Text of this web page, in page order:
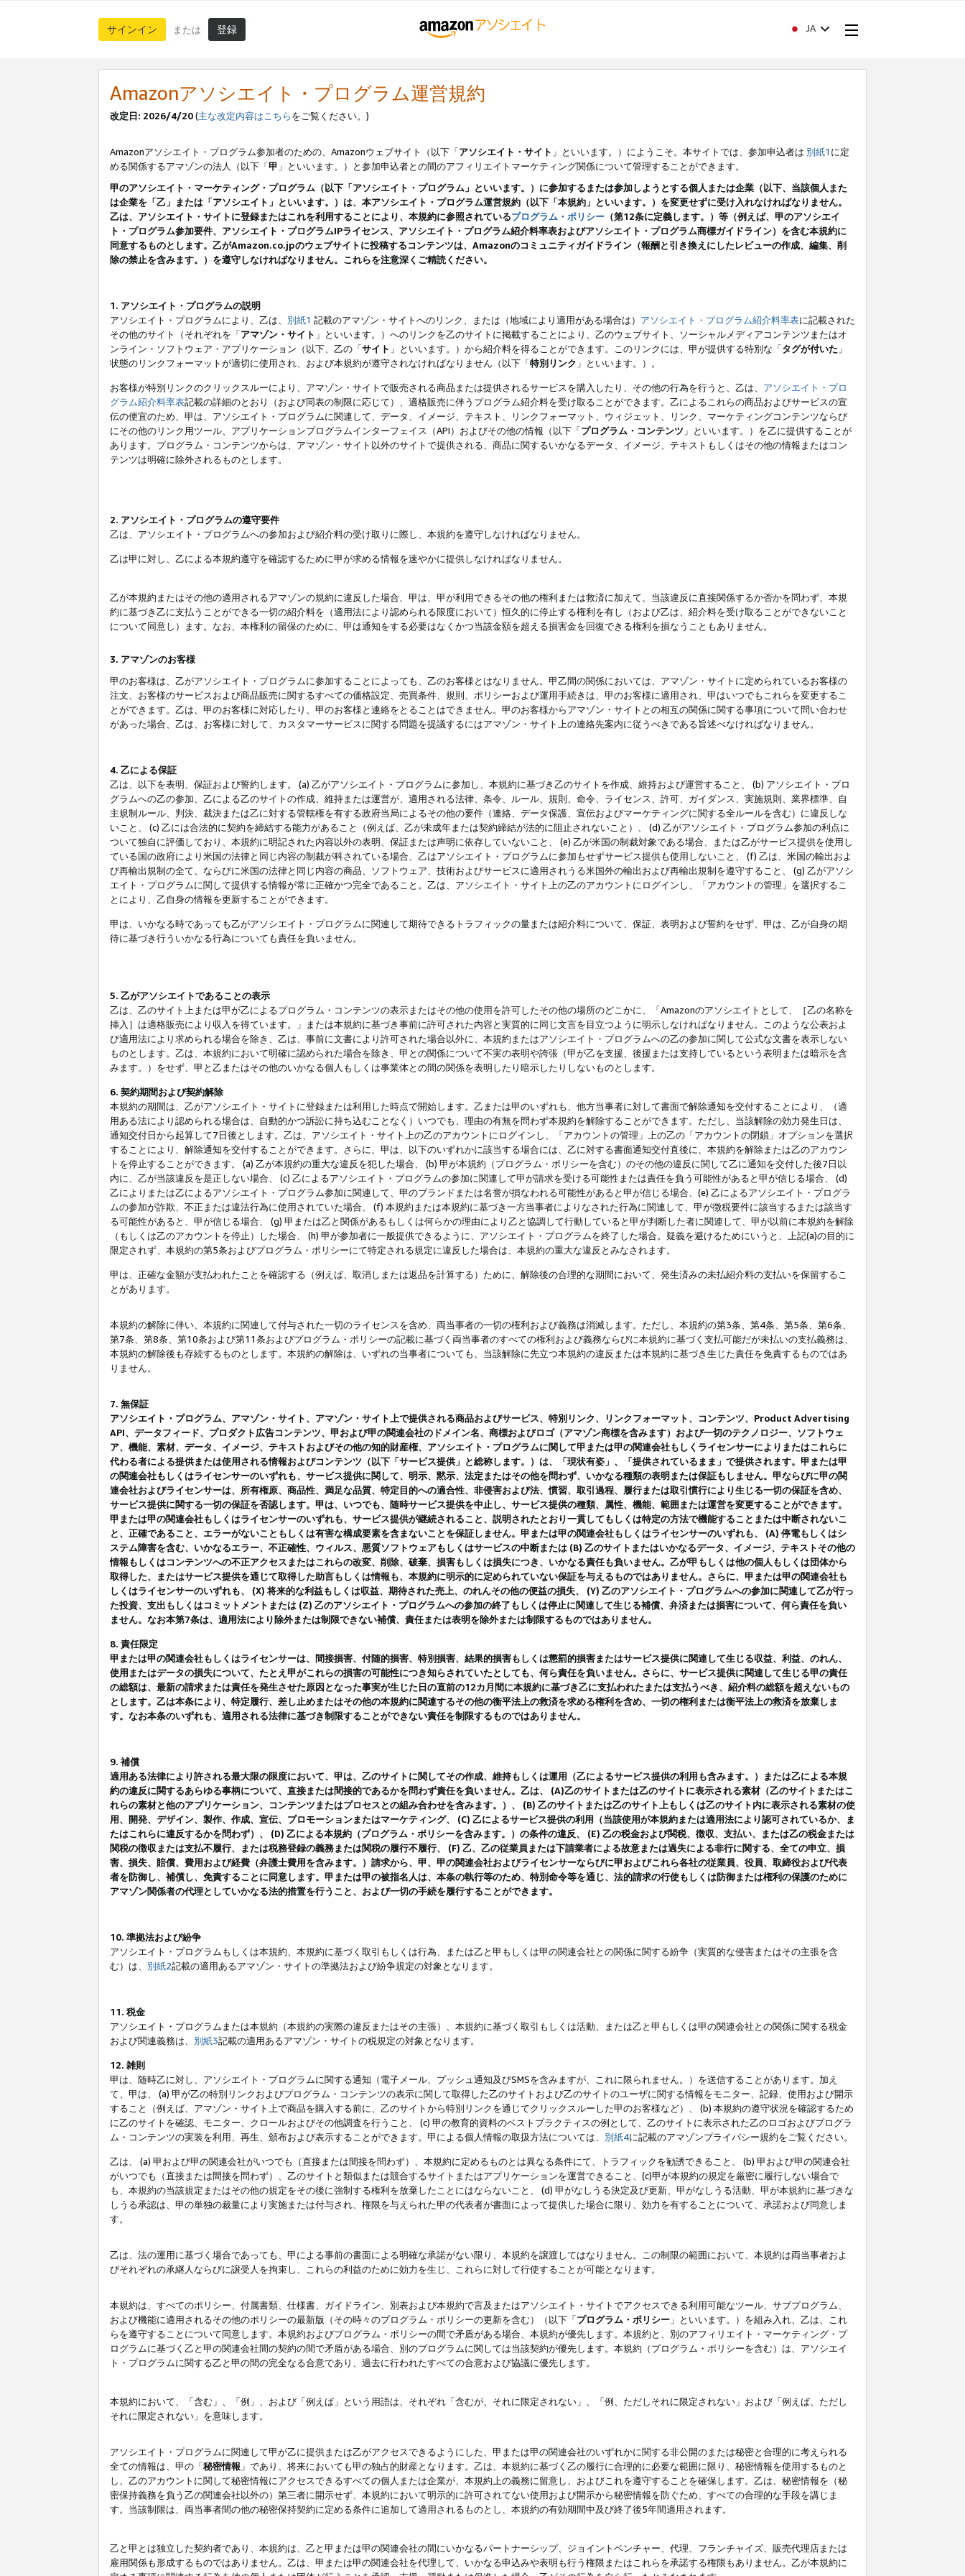
サインイン または 登録 JA
Amazonアソシエイト・プログラム運営規約
改定日: 2026/4/20(主な改定内容はこちらをご覧ください。)
Amazonアソシエイト・プログラム参加者のための、Amazonウェブサイト（以下「アソシエイト・サイト 」といいます。）にようこそ。本サイトでは、参加申込者は 別紙1 に定
める関係するアマゾンの法人（以下「甲 」といいます。）と参加申込者との間のアフィリエイトマーケティング関係について管理することができます。
甲のアソシエイト・マーケティング・プログラム（以下「アソシエイト・プログラム」といいます。）に参加するまたは参加しようとする個人または企業（以下、当該個人また
は企業を「乙」または「アソシエイト」といいます。）は、本アソシエイト・プログラム運営規約（以下「本規約」といいます。）を変更せずに受け入れなければなりません。
乙は、アソシエイト・サイトに登録またはこれを利用することにより、本規約に参照されているプログラム・ポリシー （第12条に定義します。）等（例えば、甲のアソシエイ
ト・プログラム参加要件、アソシエイト・プログラムIPライセンス、アソシエイト・プログラム紹介料率表およびアソシエイト・プログラム商標ガイドライン）を含む本規約に
同意するものとします。乙がAmazon.co.jpのウェブサイトに投稿するコンテンツは、Amazonのコミュニティガイドライン（報酬と引き換えにしたレビューの作成、編集、削
除の禁止を含みます。）を遵守しなければなりません。これらを注意深くご精読ください。
1. アソシエイト・プログラムの説明
アソシエイト・プログラムにより、乙は、 別紙1 記載のアマゾン・サイトへのリンク、または（地域により適用がある場合は） アソシエイト・プログラム紹介料率表に記載された
その他のサイト（それぞれを「アマゾン・サイト 」といいます。）へのリンクを乙のサイトに掲載することにより、乙のウェブサイト、ソーシャルメディアコンテンツまたはオ
ンライン・ソフトウェア・アプリケーション（以下、乙の「サイト 」といいます。）から紹介料を得ることができます。このリンクには、甲が提供する特別な「タグが付いた 」
状態のリンクフォーマットが適切に使用され、および本規約が遵守されなければなりません（以下「特別リンク 」といいます。）。
お客様が特別リンクのクリックスルーにより、アマゾン・サイトで販売される商品または提供されるサービスを購入したり、その他の行為を行うと、乙は、 アソシエイト・プロ
グラム紹介料率表記載の詳細のとおり（および同表の制限に応じて）、適格販売に伴うプログラム紹介料を受け取ることができます。乙によるこれらの商品およびサービスの宣
伝の便宜のため、甲は、アソシエイト・プログラムに関連して、データ、イメージ、テキスト、リンクフォーマット、ウィジェット、リンク、マーケティングコンテンツならび
にその他のリンク用ツール、アプリケーションプログラムインターフェイス（API）およびその他の情報（以下「プログラム・コンテンツ 」といいます。）を乙に提供することが
あります。プログラム・コンテンツからは、アマゾン・サイト以外のサイトで提供される、商品に関するいかなるデータ、イメージ、テキストもしくはその他の情報またはコン
テンツは明確に除外されるものとします。
2. アソシエイト・プログラムの遵守要件
乙は、アソシエイト・プログラムへの参加および紹介料の受け取りに際し、本規約を遵守しなければなりません。
乙は甲に対し、乙による本規約遵守を確認するために甲が求める情報を速やかに提供しなければなりません。
乙が本規約またはその他の適用されるアマゾンの規約に違反した場合、甲は、甲が利用できるその他の権利または救済に加えて、当該違反に直接関係するか否かを問わず、本規
約に基づき乙に支払うことができる一切の紹介料を（適用法により認められる限度において）恒久的に停止する権利を有し（および乙は、紹介料を受け取ることができないこと
について同意し）ます。なお、本権利の留保のために、甲は通知をする必要はなくかつ当該金額を超える損害金を回復できる権利を損なうこともありません。
3. アマゾンのお客様
甲のお客様は、乙がアソシエイト・プログラムに参加することによっても、乙のお客様とはなりません。甲乙間の関係においては、アマゾン・サイトに定められているお客様の
注文、お客様のサービスおよび商品販売に関するすべての価格設定、売買条件、規則、ポリシーおよび運用手続きは、甲のお客様に適用され、甲はいつでもこれらを変更するこ
とができます。乙は、甲のお客様に対応したり、甲のお客様と連絡をとることはできません。甲のお客様からアマゾン・サイトとの相互の関係に関する事項について問い合わせ
があった場合、乙は、お客様に対して、カスタマーサービスに関する問題を提議するにはアマゾン・サイト上の連絡先案内に従うべきである旨述べなければなりません。
4. 乙による保証
乙は、以下を表明、保証および誓約します。 (a) 乙がアソシエイト・プログラムに参加し、本規約に基づき乙のサイトを作成、維持および運営すること、 (b) アソシエイト・プロ
グラムへの乙の参加、乙による乙のサイトの作成、維持または運営が、適用される法律、条令、ルール、規則、命令、ライセンス、許可、ガイダンス、実施規則、業界標準、自
主規制ルール、判決、裁決または乙に対する管轄権を有する政府当局によるその他の要件（連絡、データ保護、宣伝およびマーケティングに関する全ルールを含む）に違反しな
いこと、 (c) 乙には合法的に契約を締結する能力があること（例えば、乙が未成年または契約締結が法的に阻止されないこと）、 (d) 乙がアソシエイト・プログラム参加の利点に
ついて独自に評価しており、本規約に明記された内容以外の表明、保証または声明に依存していないこと、 (e) 乙が米国の制裁対象である場合、または乙がサービス提供を使用し
ている国の政府により米国の法律と同じ内容の制裁が科されている場合、乙はアソシエイト・プログラムに参加もせずサービス提供も使用しないこと、 (f) 乙は、米国の輸出およ
び再輸出規制の全て、ならびに米国の法律と同じ内容の商品、ソフトウェア、技術およびサービスに適用されうる米国外の輸出および再輸出規制を遵守すること、 (g) 乙がアソシ
エイト・プログラムに関して提供する情報が常に正確かつ完全であること。乙は、アソシエイト・サイト上の乙のアカウントにログインし、「アカウントの管理」を選択するこ
とにより、乙自身の情報を更新することができます。
甲は、いかなる時であっても乙がアソシエイト・プログラムに関連して期待できるトラフィックの量または紹介料について、保証、表明および誓約をせず、甲は、乙が自身の期
待に基づき行ういかなる行為についても責任を負いません。
5. 乙がアソシエイトであることの表示
乙は、乙のサイト上または甲が乙によるプログラム・コンテンツの表示またはその他の使用を許可したその他の場所のどこかに、「Amazonのアソシエイトとして、［乙の名称を
挿入］は適格販売により収入を得ています。」または本規約に基づき事前に許可された内容と実質的に同じ文言を目立つように明示しなければなりません。このような公表およ
び適用法により求められる場合を除き、乙は、事前に文書により許可された場合以外に、本規約またはアソシエイト・プログラムへの乙の参加に関して公式な文書を表示しない
ものとします。乙は、本規約において明確に認められた場合を除き、甲との関係について不実の表明や誇張（甲が乙を支援、後援または支持しているという表明または暗示を含
みます。）をせず、甲と乙またはその他のいかなる個人もしくは事業体との間の関係を表明したり暗示したりしないものとします。
6. 契約期間および契約解除
本規約の期間は、乙がアソシエイト・サイトに登録または利用した時点で開始します。乙または甲のいずれも、他方当事者に対して書面で解除通知を交付することにより、（適
用ある法により認められる場合は、自動的かつ訴訟に持ち込むことなく）いつでも、理由の有無を問わず本規約を解除することができます。ただし、当該解除の効力発生日は、
通知交付日から起算して7日後とします。乙は、アソシエイト・サイト上の乙のアカウントにログインし、「アカウントの管理」上の乙の「アカウントの閉鎖」オプションを選択
することにより、解除通知を交付することができます。さらに、甲は、以下のいずれかに該当する場合には、乙に対する書面通知交付直後に、本規約を解除または乙のアカウン
トを停止することができます。 (a) 乙が本規約の重大な違反を犯した場合、 (b) 甲が本規約（プログラム・ポリシーを含む）のその他の違反に関して乙に通知を交付した後7日以
内に、乙が当該違反を是正しない場合、 (c) 乙によるアソシエイト・プログラムの参加に関連して甲が請求を受ける可能性または責任を負う可能性があると甲が信じる場合、 (d)
乙によりまたは乙によるアソシエイト・プログラム参加に関連して、甲のブランドまたは名誉が損なわれる可能性があると甲が信じる場合、(e) 乙によるアソシエイト・プログラ
ムの参加が詐欺、不正または違法行為に使用されていた場合、 (f) 本規約または本規約に基づき一方当事者によりなされた行為に関連して、甲が徴税要件に該当するまたは該当す
る可能性があると、甲が信じる場合、 (g) 甲または乙と関係があるもしくは何らかの理由により乙と協調して行動していると甲が判断した者に関連して、甲が以前に本規約を解除
（もしくは乙のアカウントを停止）した場合、 (h) 甲が参加者に一般提供できるように、アソシエイト・プログラムを終了した場合。疑義を避けるためにいうと、上記(a)の目的に
限定されず、本規約の第5条およびプログラム・ポリシーにて特定される規定に違反した場合は、本規約の重大な違反とみなされます。
甲は、正確な金額が支払われたことを確認する（例えば、取消しまたは返品を計算する）ために、解除後の合理的な期間において、発生済みの未払紹介料の支払いを保留するこ
とがあります。
本規約の解除に伴い、本規約に関連して付与された一切のライセンスを含め、両当事者の一切の権利および義務は消滅します。ただし、本規約の第3条、第4条、第5条、第6条、
第7条、第8条、第10条および第11条およびプログラム・ポリシーの記載に基づく両当事者のすべての権利および義務ならびに本規約に基づく支払可能だが未払いの支払義務は、
本規約の解除後も存続するものとします。本規約の解除は、いずれの当事者についても、当該解除に先立つ本規約の違反または本規約に基づき生じた責任を免責するものではあ
りません。
7. 無保証
アソシエイト・プログラム、アマゾン・サイト、アマゾン・サイト上で提供される商品およびサービス、特別リンク、リンクフォーマット、コンテンツ、Product Advertising
API、データフィード、プロダクト広告コンテンツ、甲および甲の関連会社のドメイン名、商標およびロゴ（アマゾン商標を含みます）および一切のテクノロジー、ソフトウェ
ア、機能、素材、データ、イメージ、テキストおよびその他の知的財産権、アソシエイト・プログラムに関して甲または甲の関連会社もしくライセンサーによりまたはこれらに
代わる者による提供または使用される情報およびコンテンツ（以下「サービス提供」と総称します。）は、「現状有姿」、「提供されているまま」で提供されます。甲または甲
の関連会社もしくはライセンサーのいずれも、サービス提供に関して、明示、黙示、法定またはその他を問わず、いかなる種類の表明または保証もしません。甲ならびに甲の関
連会社およびライセンサーは、所有権原、商品性、満足な品質、特定目的への適合性、非侵害および法、慣習、取引過程、履行または取引慣行により生じる一切の保証を含め、
サービス提供に関する一切の保証を否認します。甲は、いつでも、随時サービス提供を中止し、サービス提供の種類、属性、機能、範囲または運営を変更することができます。
甲または甲の関連会社もしくはライセンサーのいずれも、サービス提供が継続されること、説明されたとおり一貫してもしくは特定の方法で機能することまたは中断されないこ
と、正確であること、エラーがないこともしくは有害な構成要素を含まないことを保証しません。甲または甲の関連会社もしくはライセンサーのいずれも、 (A) 停電もしくはシ
ステム障害を含む、いかなるエラー、不正確性、ウィルス、悪質ソフトウェアもしくはサービスの中断または (B) 乙のサイトまたはいかなるデータ、イメージ、テキストその他の
情報もしくはコンテンツへの不正アクセスまたはこれらの改変、削除、破棄、損害もしくは損失につき、いかなる責任も負いません。乙が甲もしくは他の個人もしくは団体から
取得した、またはサービス提供を通じて取得した助言もしくは情報も、本規約に明示的に定められていない保証を与えるものではありません。さらに、甲または甲の関連会社も
しくはライセンサーのいずれも、 (X) 将来的な利益もしくは収益、期待された売上、のれんその他の便益の損失、 (Y) 乙のアソシエイト・プログラムへの参加に関連して乙が行っ
た投資、支出もしくはコミットメントまたは (Z) 乙のアソシエイト・プログラムへの参加の終了もしくは停止に関連して生じる補償、弁済または損害について、何ら責任を負い
ません。なお本第7条は、適用法により除外または制限できない補償、責任または表明を除外または制限するものではありません。
8. 責任限定
甲または甲の関連会社もしくはライセンサーは、間接損害、付随的損害、特別損害、結果的損害もしくは懲罰的損害またはサービス提供に関連して生じる収益、利益、のれん、
使用またはデータの損失について、たとえ甲がこれらの損害の可能性につき知らされていたとしても、何ら責任を負いません。さらに、サービス提供に関連して生じる甲の責任
の総額は、最新の請求または責任を発生させた原因となった事実が生じた日の直前の12カ月間に本規約に基づき乙に支払われたまたは支払うべき、紹介料の総額を超えないもの
とします。乙は本条により、特定履行、差し止めまたはその他の本規約に関連するその他の衡平法上の救済を求める権利を含め、一切の権利または衡平法上の救済を放棄しま
す。なお本条のいずれも、適用される法律に基づき制限することができない責任を制限するものではありません。
9. 補償
適用ある法律により許される最大限の限度において、甲は、乙のサイトに関してその作成、維持もしくは運用（乙によるサービス提供の利用も含みます。）または乙による本規
約の違反に関するあらゆる事柄について、直接または間接的であるかを問わず責任を負いません。乙は、 (A)乙のサイトまたは乙のサイトに表示される素材（乙のサイトまたはこ
れらの素材と他のアプリケーション、コンテンツまたはプロセスとの組み合わせを含みます。）、 (B) 乙のサイトまたは乙のサイト上もしくは乙のサイト内に表示される素材の使
用、開発、デザイン、製作、作成、宣伝、プロモーションまたはマーケティング、 (C) 乙によるサービス提供の利用（当該使用が本規約または適用法により認可されているか、ま
たはこれらに違反するかを問わず）、 (D) 乙による本規約（プログラム・ポリシーを含みます。）の条件の違反、 (E) 乙の税金および関税、徴収、支払い、または乙の税金または
関税の徴収または支払不履行、または税務登録の義務または関税の履行不履行、 (F) 乙、乙の従業員または下請業者による故意または過失による非行に関する、全ての申立、損
害、損失、賠償、費用および経費（弁護士費用を含みます。）請求から、甲、甲の関連会社およびライセンサーならびに甲およびこれら各社の従業員、役員、取締役および代表
者を防御し、補償し、免責することに同意します。甲または甲の被指名人は、本条の執行等のため、特別命令等を通じ、法的請求の行使もしくは防御または権利の保護のために
アマゾン関係者の代理としていかなる法的措置を行うこと、および一切の手続を履行することができます。
10. 準拠法および紛争
アソシエイト・プログラムもしくは本規約、本規約に基づく取引もしくは行為、または乙と甲もしくは甲の関連会社との関係に関する紛争（実質的な侵害またはその主張を含
む）は、 別紙2記載の適用あるアマゾン・サイトの準拠法および紛争規定の対象となります。
11. 税金
アソシエイト・プログラムまたは本規約（本規約の実際の違反またはその主張）、本規約に基づく取引もしくは活動、または乙と甲もしくは甲の関連会社との関係に関する税金
および関連義務は、 別紙3記載の適用あるアマゾン・サイトの税規定の対象となります。
12. 雑則
甲は、随時乙に対し、アソシエイト・プログラムに関する通知（電子メール、プッシュ通知及びSMSを含みますが、これに限られません。）を送信することがあります。加え
て、甲は、 (a) 甲が乙の特別リンクおよびプログラム・コンテンツの表示に関して取得した乙のサイトおよび乙のサイトのユーザに関する情報をモニター、記録、使用および開示
すること（例えば、アマゾン・サイト上で商品を購入する前に、乙のサイトから特別リンクを通じてクリックスルーした甲のお客様など）、 (b) 本規約の遵守状況を確認するため
に乙のサイトを確認、モニター、クロールおよびその他調査を行うこと、 (c) 甲の教育的資料のベストプラクティスの例として、乙のサイトに表示された乙のロゴおよびプログラ
ム・コンテンツの実装を利用、再生、頒布および表示することができます。甲による個人情報の取扱方法については、 別紙4に記載のアマゾンプライバシー規約をご覧ください。
乙は、 (a) 甲および甲の関連会社がいつでも（直接または間接を問わず）、本規約に定めるものとは異なる条件にて、トラフィックを勧誘できること、 (b) 甲および甲の関連会社
がいつでも（直接または間接を問わず）、乙のサイトと類似または競合するサイトまたはアプリケーションを運営できること、(c)甲が本規約の規定を厳密に履行しない場合で
も、本規約の当該規定またはその他の規定をその後に強制する権利を放棄したことにはならないこと、 (d) 甲がなしうる決定及び更新、甲がなしうる活動、甲が本規約に基づきな
しうる承認は、甲の単独の裁量により実施または付与され、権限を与えられた甲の代表者が書面によって提供した場合に限り、効力を有することについて、承諾および同意しま
す。
乙は、法の運用に基づく場合であっても、甲による事前の書面による明確な承諾がない限り、本規約を譲渡してはなりません。この制限の範囲において、本規約は両当事者およ
びそれぞれの承継人ならびに譲受人を拘束し、これらの利益のために効力を生じ、これらに対して行使することが可能となります。
本規約は、すべてのポリシー、付属書類、仕様書、ガイドライン、別表および本規約で言及またはアソシエイト・サイトでアクセスできる利用可能なツール、サブプログラム、
および機能に適用されるその他のポリシーの最新版（その時々のプログラム・ポリシーの更新を含む）（以下「プログラム・ポリシー 」といいます。）を組み入れ、乙は、これ
らを遵守することについて同意します。本規約およびプログラム・ポリシーの間で矛盾がある場合、本規約が優先します。本規約と、別のアフィリエイト・マーケティング・プ
ログラムに基づく乙と甲の関連会社間の契約の間で矛盾がある場合、別のプログラムに関しては当該契約が優先します。本規約（プログラム・ポリシーを含む）は、アソシエイ
ト・プログラムに関する乙と甲の間の完全なる合意であり、過去に行われたすべての合意および協議に優先します。
本規約において、「含む」、「例」、および「例えば」という用語は、それぞれ「含むが、それに限定されない」、「例、ただしそれに限定されない」および「例えば、ただし
それに限定されない」を意味します。
アソシエイト・プログラムに関連して甲が乙に提供または乙がアクセスできるようにした、甲または甲の関連会社のいずれかに関する非公開のまたは秘密と合理的に考えられる
全ての情報は、甲の「秘密情報 」であり、将来においても甲の独占的財産となります。乙は、本規約に基づく乙の履行に合理的に必要な範囲に限り、秘密情報を使用するものと
し、乙のアカウントに関して秘密情報にアクセスできるすべての個人または企業が、本規約上の義務に留意し、およびこれを遵守することを確保します。乙は、秘密情報を（秘
密保持義務を負う乙の関連会社以外の）第三者に開示せず、本規約において明示的に許可されてない使用および開示から秘密情報を防ぐため、すべての合理的な手段を講じま
す。当該制限は、両当事者間の他の秘密保持契約に定める条件に追加して適用されるものとし、本規約の有効期間中及び終了後5年間適用されます。
乙と甲とは独立した契約者であり、本規約は、乙と甲または甲の関連会社の間にいかなるパートナーシップ、ジョイントベンチャー、代理、フランチャイズ、販売代理店または
雇用関係も形成するものではありません。乙は、甲または甲の関連会社を代理して、いかなる申込みや表明も行う権限またはこれらを承諾する権限もありません。乙が本規約に